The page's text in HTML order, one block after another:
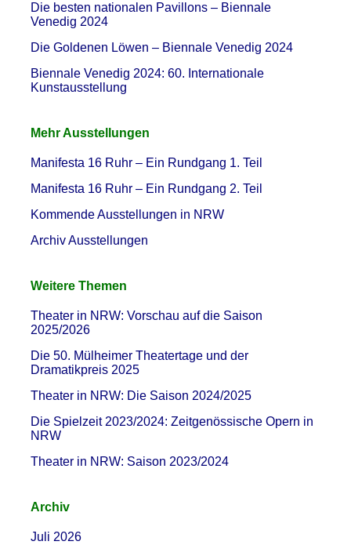
Die besten nationalen Pavillons – Biennale
Venedig 2024
Die Goldenen Löwen – Biennale Venedig 2024
Biennale Venedig 2024: 60. Internationale
Kunstausstellung
Mehr Ausstellungen
Manifesta 16 Ruhr – Ein Rundgang 1. Teil
Manifesta 16 Ruhr – Ein Rundgang 2. Teil
Kommende Ausstellungen in NRW
Archiv Ausstellungen
Weitere Themen
Theater in NRW: Vorschau auf die Saison
2025/2026
Die 50. Mülheimer Theatertage und der
Dramatikpreis 2025
Theater in NRW: Die Saison 2024/2025
Die Spielzeit 2023/2024: Zeitgenössische Opern in
NRW
Theater in NRW: Saison 2023/2024
Archiv
Juli 2026